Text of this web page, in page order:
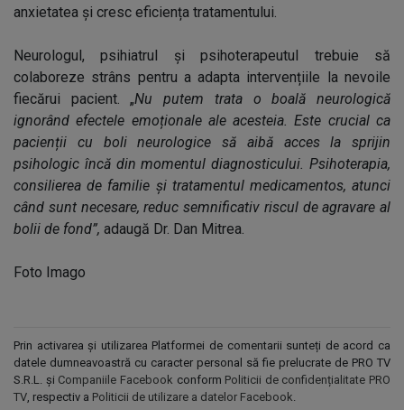
anxietatea și cresc eficiența tratamentului.
Neurologul, psihiatrul și psihoterapeutul trebuie să
colaboreze strâns pentru a adapta intervențiile la nevoile
fiecărui pacient. „Nu putem trata o boală neurologică
ignorând efectele emoționale ale acesteia. Este crucial ca
pacienții cu boli neurologice să aibă acces la sprijin
psihologic încă din momentul diagnosticului. Psihoterapia,
consilierea de familie și tratamentul medicamentos, atunci
când sunt necesare, reduc semnificativ riscul de agravare al
bolii de fond”, adaugă Dr. Dan Mitrea.
Foto Imago
Prin activarea și utilizarea Platformei de comentarii sunteți de acord ca
datele dumneavoastră cu caracter personal să fie prelucrate de PRO TV
S.R.L. și Companiile Facebook conform Politicii de confidențialitate PRO
TV, respectiv a Politicii de utilizare a datelor Facebook.